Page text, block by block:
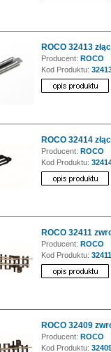
ROCO 32413
Producent: ROCO
Kod Produktu:
ROCO 32414
Producent: ROCO
Kod Produktu:
ROCO 32411
Producent: ROCO
Kod Produktu: 32411
ROCO 32409
Producent: ROCO
Kod Produktu: